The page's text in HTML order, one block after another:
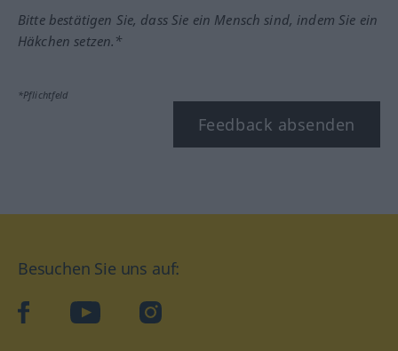
Bitte bestätigen Sie, dass Sie ein Mensch sind, indem Sie ein
Häkchen setzen.*
*Pflichtfeld
Feedback absenden
Besuchen Sie uns auf:
facebookYouTube Instagram